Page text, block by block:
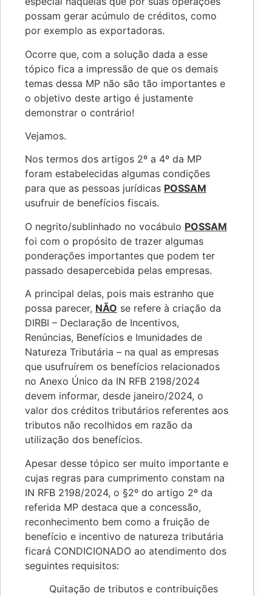
possam gerar acúmulo de créditos, como
por exemplo as exportadoras.
Ocorre que, com a solução dada a esse
tópico fica a impressão de que os demais
temas dessa MP não são tão importantes e
o objetivo deste artigo é justamente
demonstrar o contrário!
Vejamos.
Nos termos dos artigos 2º a 4º da MP
foram estabelecidas algumas condições
para que as pessoas jurídicas POSSAM
usufruir de benefícios fiscais.
O negrito/sublinhado no vocábulo POSSAM
foi com o propósito de trazer algumas
ponderações importantes que podem ter
passado desapercebida pelas empresas.
A principal delas, pois mais estranho que
possa parecer, NÃO se refere à criação da
DIRBI – Declaração de Incentivos,
Renúncias, Benefícios e Imunidades de
Natureza Tributária – na qual as empresas
que usufruírem os benefícios relacionados
no Anexo Único da IN RFB 2198/2024
devem informar, desde janeiro/2024, o
valor dos créditos tributários referentes aos
tributos não recolhidos em razão da
utilização dos benefícios.
Apesar desse tópico ser muito importante e
cujas regras para cumprimento constam na
IN RFB 2198/2024, o §2º do artigo 2º da
referida MP destaca que a concessão,
reconhecimento bem como a fruição de
benefício e incentivo de natureza tributária
ficará CONDICIONADO ao atendimento dos
seguintes requisitos:
Quitação de tributos e contribuições